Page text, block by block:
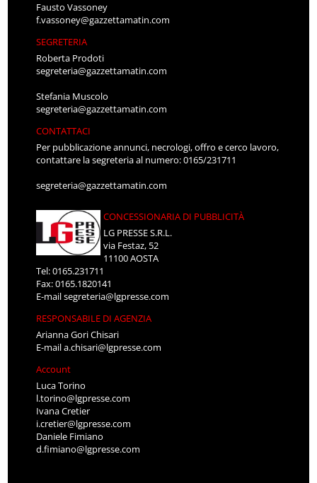
Fausto Vassoney
f.vassoney@gazzettamatin.com
SEGRETERIA
Roberta Prodoti
segreteria@gazzettamatin.com
Stefania Muscolo
segreteria@gazzettamatin.com
CONTATTACI
Per pubblicazione annunci, necrologi, offro e cerco lavoro,
contattare la segreteria al numero: 0165/231711
segreteria@gazzettamatin.com
CONCESSIONARIA DI PUBBLICITÀ
LG PRESSE S.R.L.
via Festaz, 52
11100 AOSTA
Tel: 0165.231711
Fax: 0165.1820141
E-mailsegreteria@lgpresse.com
RESPONSABILE DI AGENZIA
Arianna Gori Chisari
E-maila.chisari@lgpresse.com
Account
Luca Torino
l.torino@lgpresse.com
Ivana Cretier
i.cretier@lgpresse.com
Daniele Fimiano
d.fimiano@lgpresse.com